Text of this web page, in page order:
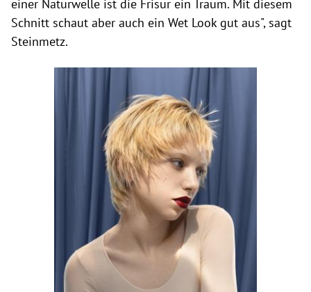
einer Naturwelle ist die Frisur ein Traum. Mit diesem
Schnitt schaut aber auch ein Wet Look gut aus", sagt
Steinmetz.